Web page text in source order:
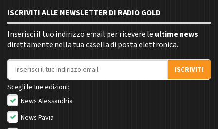
ISCRIVITI ALLE NEWSLETTER DI RADIO GOLD
Inserisci il tuo indirizzo email per ricevere le ultime news
direttamente nella tua casella di posta elettronica.
Indirizzo email
ISCRIVITI
Scegli le tue edizioni:
News Alessandria
News Pavia